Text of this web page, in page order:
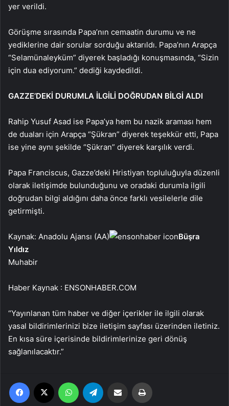
yer verildi.
Görüşme sırasında Papa’nın cemaatin durumu ve ne
yediklerine dair sorular sorduğu aktarıldı. Papa’nın Arapça
“Selamünaleyküm” diyerek başladığı konuşmasında, “Sizin
için dua ediyorum.” dediği kaydedildi.
GAZZE’DEKİ DURUMLA İLGİLİ DOĞRUDAN BİLGİ ALDI
Rahip Yusuf Asad ise Papa’ya hem bu nazik araması hem
de duaları için Arapça “Şükran” diyerek teşekkür etti, Papa
ise yine aynı şekilde “Şükran” diyerek karşılık verdi.
Papa Franciscus, Gazze’deki Hristiyan topluluğuyla düzenli
olarak iletişimde bulunduğunu ve oradaki durumla ilgili
doğrudan bilgi aldığını daha önce farklı vesilelerle dile
getirmişti.
Kaynak: Anadolu Ajansı (AA)
Büşra
Yıldız
Muhabir
Haber Kaynak : ENSONHABER.COM
“Yayınlanan tüm haber ve diğer içerikler ile ilgili olarak
yasal bildirimlerinizi bize iletişim sayfası üzerinden iletiniz.
En kısa süre içerisinde bildirimlerinize geri dönüş
sağlanılacaktır.”
Facebook WhatsApp Email'den paylaş